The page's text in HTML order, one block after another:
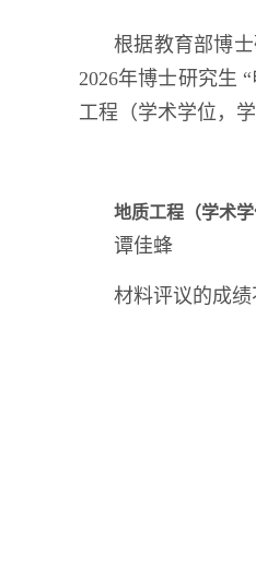
根据教育部博
2026年博士研究生
工程（学术学位，
地质工程（学术
谭佳蜂
材料评议的成绩